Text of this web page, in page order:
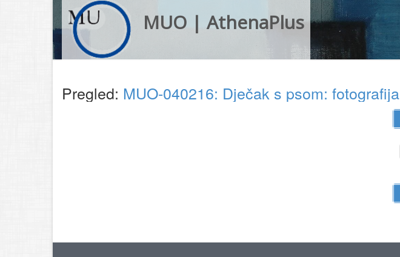
MUO | AthenaPlus
Pregled: MUO-040216: Dječak s psom: fotografija